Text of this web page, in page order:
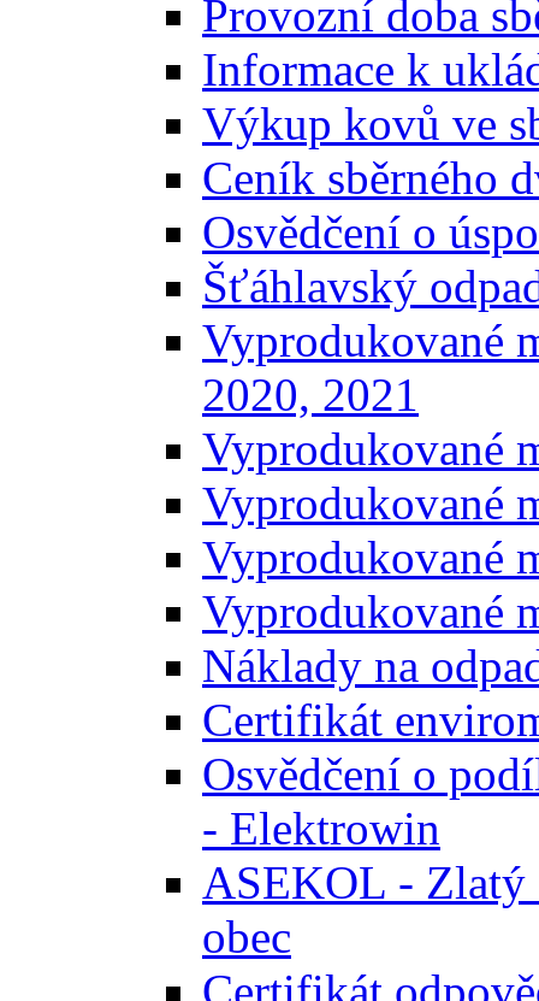
Provozní doba
Informace k
Výkup kovů ve
Ceník sběrného
Osvědčení o
Šťáhlavský
Vyprodukované
2020, 2021
Vyprodukované
Vyprodukované
Vyprodukované
Vyprodukované
Náklady na
Certifikát
Osvědčení o
- Elektrowin
ASEKOL -
obec
Certifikát